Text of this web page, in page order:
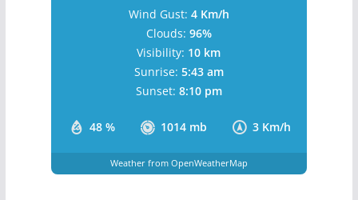
48 % 1014 mb 3 Km/h
Wind Gust: 4 Km/h
Clouds: 96%
Visibility: 10 km
Sunrise: 5:43 am
Sunset: 8:10 pm
Weather from OpenWeatherMap